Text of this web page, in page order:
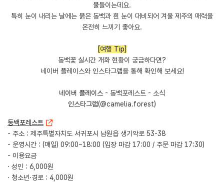
물들이는데요.
특히 눈이 내리는 날에는 붉은 동백과 흰 눈이 대비되어 겨울 제주의 매력을
온전히 느끼기 좋아요.
[여행 Tip]
동백꽃 실시간 개화 현황이 궁금하다면?
네이버 플레이스와 인스타그램을 통해 확인해 보세요!
​네이버 플레이스 - 동백포레스트 - 소식
인스타그램(@camelia.forest)
동백포레스트
- 주소 : 제주특별자치도 서귀포시 남원읍 생기악로 53-38
- 운영시간 : (매일) 09:00~18:00 (입장 마감 17:00 / 주문 마감 17:30)
- 이용요금
· 성인 : 6,000원
· 청소년·경로 : 4,000원